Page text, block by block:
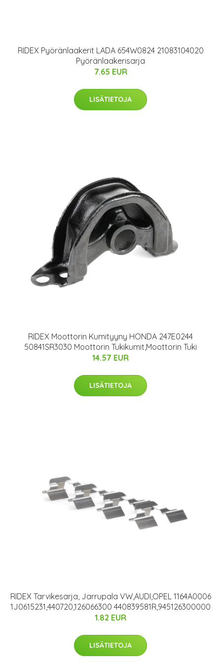
RIDEX Pyöränlaakerit LADA 654W0824 21083104020
Pyöränlaakerisarja
7.65 EUR
LISÄTIETOJA
RIDEX Moottorin Kumityyny HONDA 247E0244
50841SR3030 Moottorin Tukikumit,Moottorin Tuki
14.57 EUR
LISÄTIETOJA
RIDEX Tarvikesarja, Jarrupala VW,AUDI,OPEL 1164A0006
1J0615231,440720,126066300 440839581R,945126300000
1.82 EUR
LISÄTIETOJA